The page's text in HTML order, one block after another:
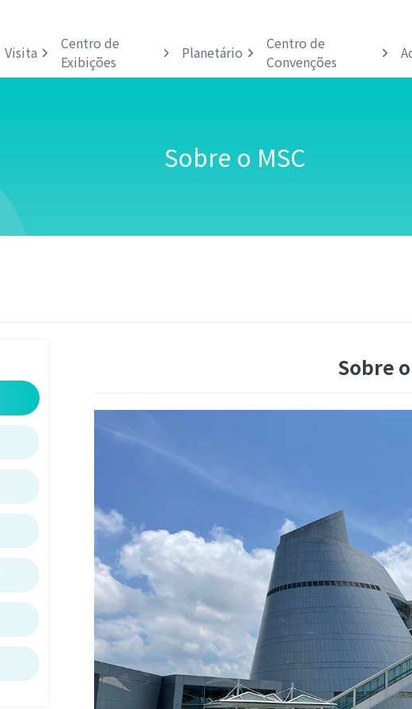
Visita
Centro de
Exibições
Planetário
Centro de
Convenções
Sobre o MSC
Sobre